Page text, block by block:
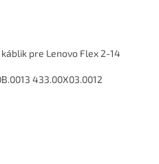
káblik pre Lenovo Flex 2-14
433.00X03.0012